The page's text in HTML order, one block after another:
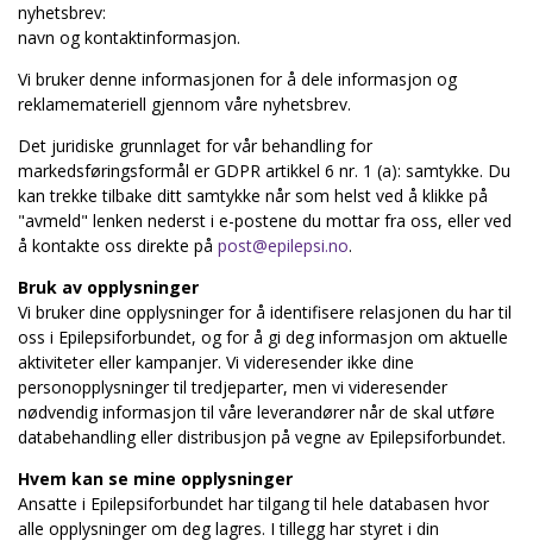
nyhetsbrev:
navn og kontaktinformasjon.
Vi bruker denne informasjonen for å dele informasjon og
reklamemateriell gjennom våre nyhetsbrev.
Det juridiske grunnlaget for vår behandling for
markedsføringsformål er GDPR artikkel 6 nr. 1 (a): samtykke. Du
kan trekke tilbake ditt samtykke når som helst ved å klikke på
"avmeld" lenken nederst i e-postene du mottar fra oss, eller ved
å kontakte oss direkte på post@epilepsi.no.
Bruk av opplysninger
Vi bruker dine opplysninger for å identifisere relasjonen du har til
oss i Epilepsiforbundet, og for å gi deg informasjon om aktuelle
aktiviteter eller kampanjer. Vi videresender ikke dine
personopplysninger til tredjeparter, men vi videresender
nødvendig informasjon til våre leverandører når de skal utføre
databehandling eller distribusjon på vegne av Epilepsiforbundet.
Hvem kan se mine opplysninger
Ansatte i Epilepsiforbundet har tilgang til hele databasen hvor
alle opplysninger om deg lagres. I tillegg har styret i din